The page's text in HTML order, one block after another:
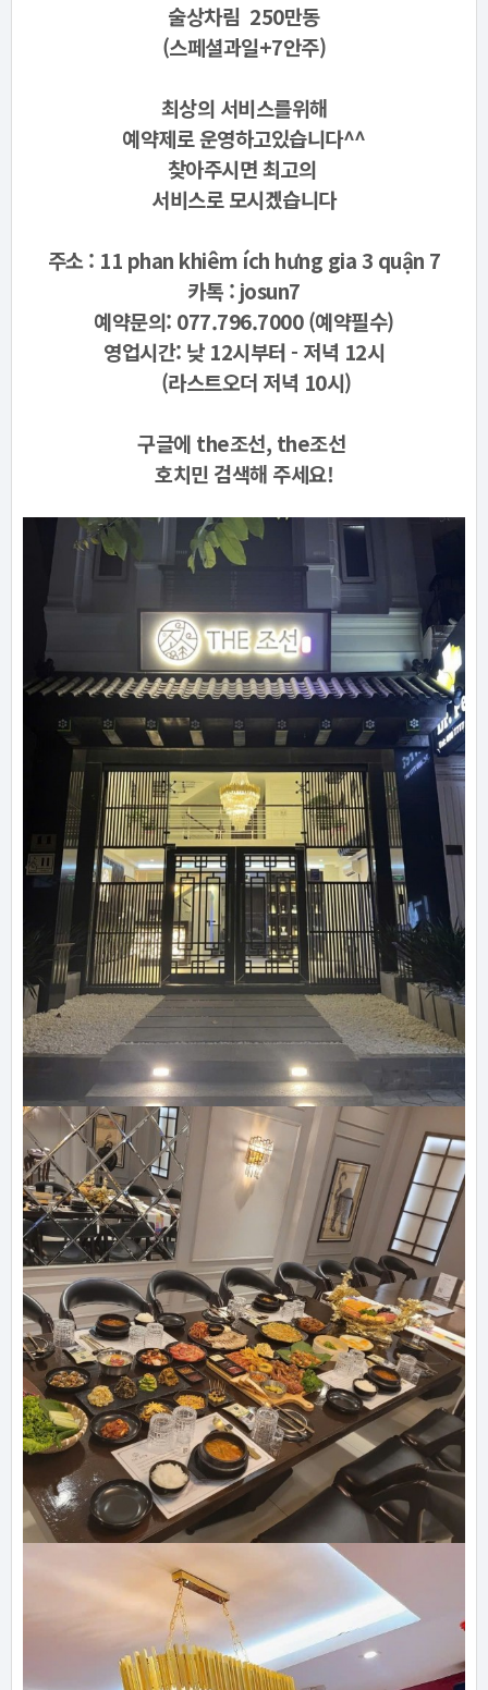
술상차림 250만동
(스페셜과일+7안주)
최상의 서비스를위해
예약제로 운영하고있습니다^^
찾아주시면 최고의
서비스로 모시겠습니다
주소 : 11 phan khiêm ích hưng gia 3 quận 7
카톡 : josun7
예약문의: 077.796.7000 (예약필수)
영업시간: 낮 12시부터 - 저녁 12시
(라스트오더 저녁 10시)
구글에 the조선, the조선
호치민 검색해 주세요!